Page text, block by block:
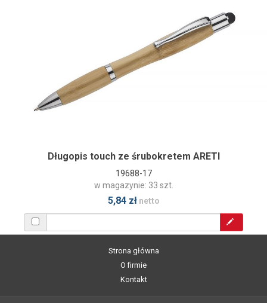
Długopis touch ze śrubokretem ARETI
19688-17
w magazynie: 33 szt.
5,84 złnetto
Strona główna
O firmie
Kontakt